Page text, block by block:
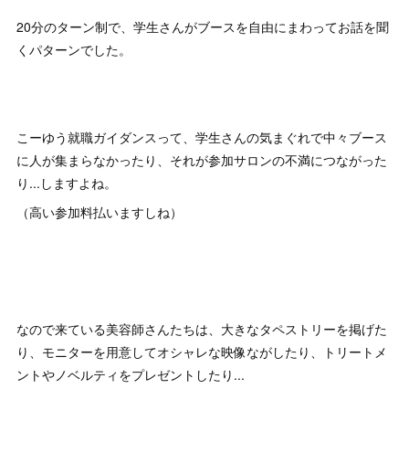
20分のターン制で、学生さんがブースを自由にまわってお話を聞
くパターンでした。
こーゆう就職ガイダンスって、学生さんの気まぐれで中々ブース
に人が集まらなかったり、それが参加サロンの不満につながった
り...しますよね。
（高い参加料払いますしね）
なので来ている美容師さんたちは、大きなタペストリーを掲げた
り、モニターを用意してオシャレな映像ながしたり、トリートメ
ントやノベルティをプレゼントしたり...